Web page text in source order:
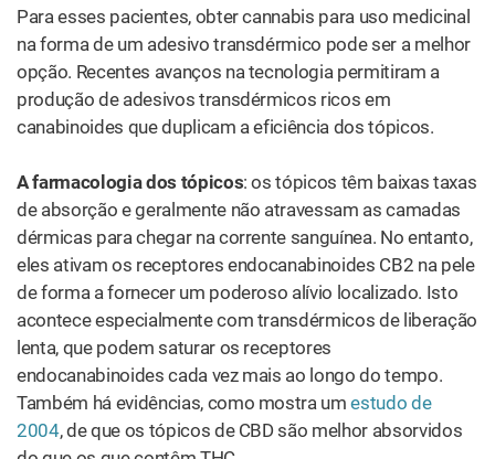
Mais Compartilhado
Como fazer mel de cannabis
Xarope de THC: o que é e para que
você pode usá-lo?
CONSUMO
Como fumar cannabis com
cachimbo